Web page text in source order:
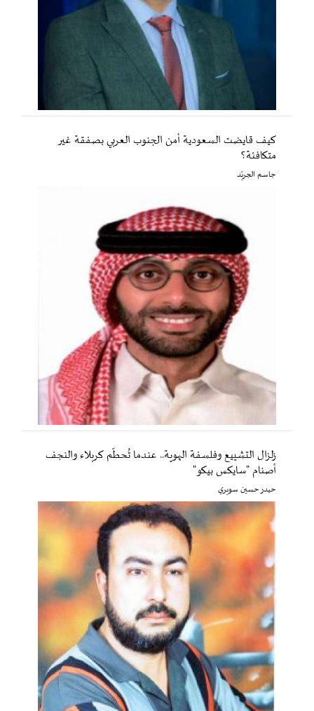
كيف قايضت السعودية أمن الجنوب العربي بصفقة غير
متكافئة؟
جاسم الجريّد
زلزال التشييع وفلسفة الهوية.. عندما تُحطّم كربلاء والنجف
أصنام "سايكس بيكو"
حيدر حسين سويري